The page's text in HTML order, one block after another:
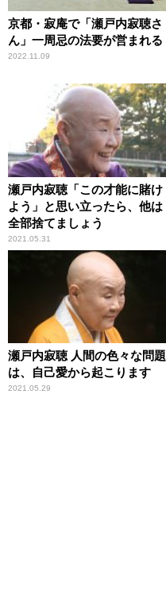
京都・寂庵で「瀬戸内寂聴さ
ん」一周忌の法要が営まれる
2022.11.09
瀬戸内寂聴「この才能に賭け
よう」と思い立ったら、他は
全部捨てましょう
2021.05.31
瀬戸内寂聴 人間の色々な問題
は、自己愛から起こります
2021.05.29